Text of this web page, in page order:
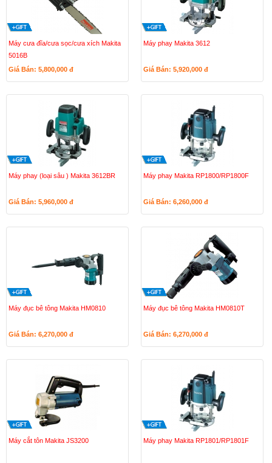
Máy cưa đĩa/cưa sọc/cưa xích Makita
5016B
Giá Bán: 5,800,000 đ
Máy phay Makita 3612
Giá Bán: 5,920,000 đ
Máy phay (loại sâu ) Makita 3612BR
Giá Bán: 5,960,000 đ
Máy phay Makita RP1800/RP1800F
Giá Bán: 6,260,000 đ
Máy đục bê tông Makita HM0810
Giá Bán: 6,270,000 đ
Máy đục bê tông Makita HM0810T
Giá Bán: 6,270,000 đ
Máy cắt tôn Makita JS3200 Máy phay Makita RP1801/RP1801F